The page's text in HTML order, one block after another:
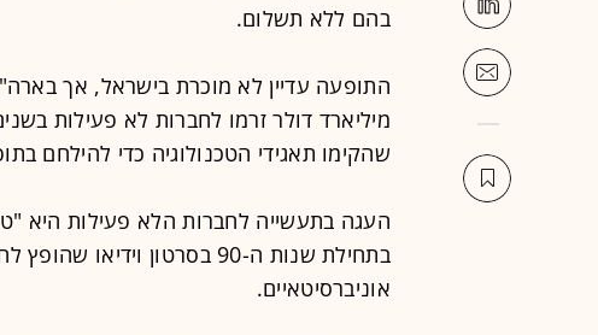
בהם ללא תשלום.
שהקימו תאגידי הטכנולוגיה כדי להילחם
העגה בתעשייה לחברות הלא פעילות היא
בתחילת שנות ה-90 בסרטון
אוניברסיטאיים.